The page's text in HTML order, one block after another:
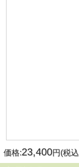
価格:23,400円(税込